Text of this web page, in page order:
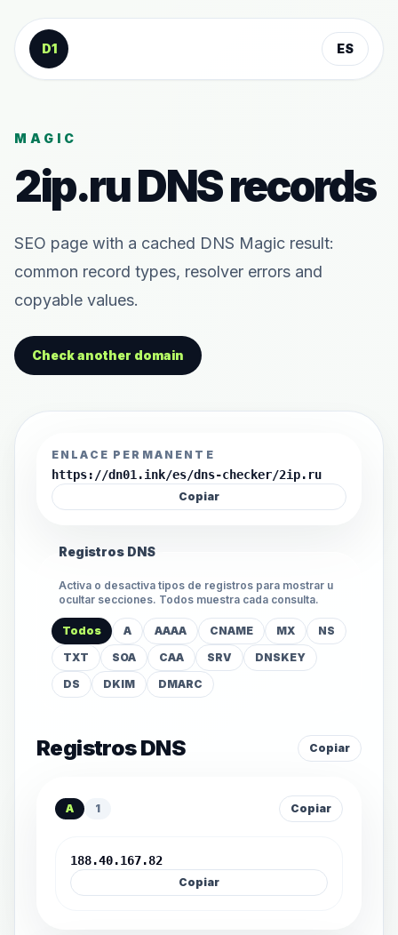
Saltar al contenido
D1
ES
MAGIC
2ip.ruDNS records
SEO page with a cached DNS Magic result:
common record types, resolver errors and
copyable values.
Check another domain
ENLACE PERMANENTE
https://dn01.ink/es/dns-checker/2ip.ru
Copiar
Registros DNS
Activa o desactiva tipos de registros para mostrar u
ocultar secciones. Todos muestra cada consulta.
Todos A AAAA CNAME MX
NS
TXT
SOA CAA SRV
DNSKEY
DS
DKIM DMARC
Registros DNS Copiar
A 1 Copiar
188.40.167.82
Copiar